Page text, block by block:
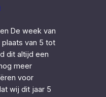
De week van
van 5 tot
dit altijd een
meer
voor
wij dit jaar 5